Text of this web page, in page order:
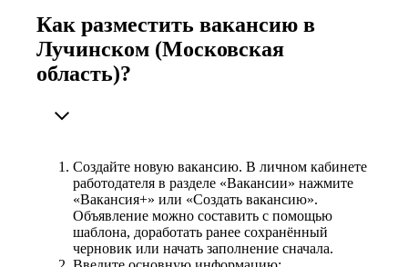
Как разместить вакансию в
Лучинском (Московская
область)?
Создайте новую вакансию. В личном кабинете
работодателя в разделе «Вакансии» нажмите
«Вакансия+» или «Создать вакансию».
Объявление можно составить с помощью
шаблона, доработать ранее сохранённый
черновик или начать заполнение сначала.